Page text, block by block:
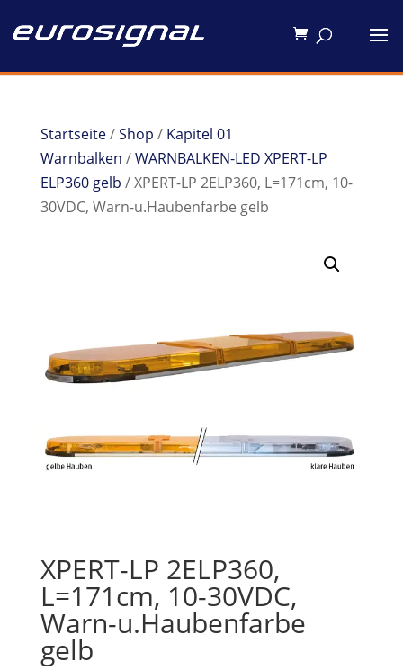
Startseite/Shop / Kapitel 01
Warnbalken /WARNBALKEN-LED XPERT-LP
ELP360 gelb / XPERT-LP 2ELP360, L=171cm, 10-
30VDC, Warn-u.Haubenfarbe gelb
XPERT-LP 2ELP360,
L=171cm, 10-30VDC,
Warn-u.Haubenfarbe
gelb